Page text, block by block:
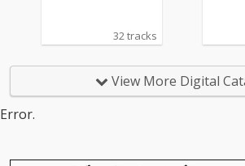
32 tracks
View More Digital
Error.